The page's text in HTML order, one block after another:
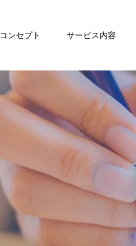
コンセプト サービス内容